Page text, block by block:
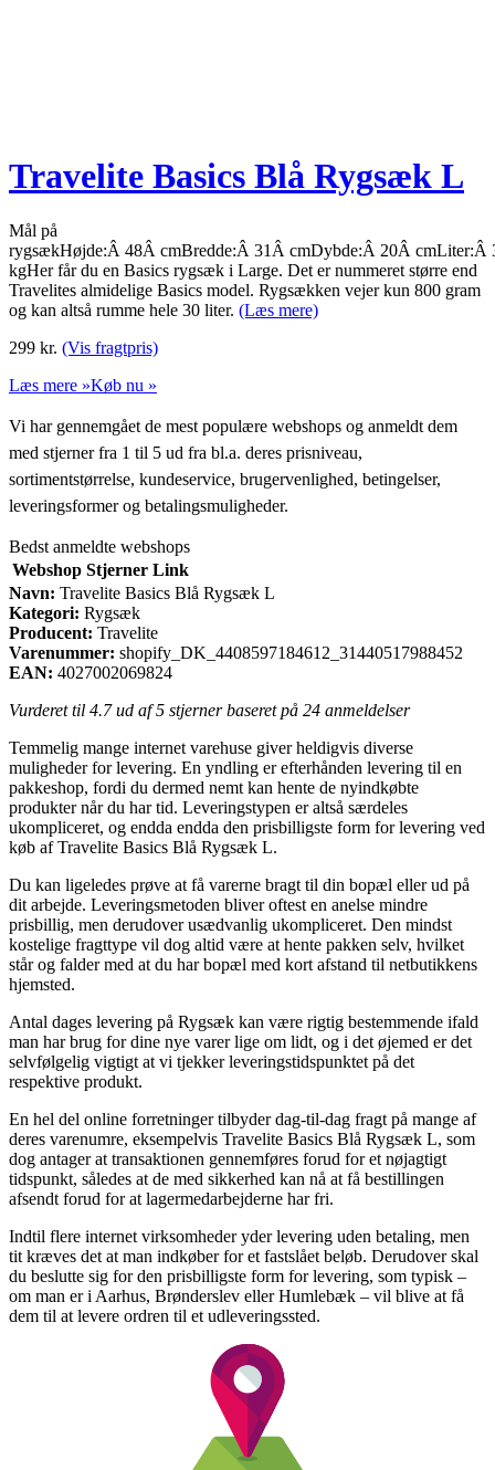
Travelite Basics Blå Rygsæk L
Mål på
rygsækHøjde:Â 48Â cmBredde:Â 31Â cmDybde:Â 20Â
kgHer får du en Basics rygsæk i Large. Det er nummeret større end
Travelites almidelige Basics model. Rygsækken vejer kun 800 gram
og kan altså rumme hele 30 liter. (Læs mere)
299 kr. (Vis fragtpris)
Læs mere »Køb nu »
Vi har gennemgået de mest populære webshops og anmeldt dem
med stjerner fra 1 til 5 ud fra bl.a. deres prisniveau,
sortimentstørrelse, kundeservice, brugervenlighed, betingelser,
leveringsformer og betalingsmuligheder.
Bedst anmeldte webshops
Webshop Stjerner Link
Navn: Travelite Basics Blå Rygsæk L
Kategori: Rygsæk
Producent: Travelite
Varenummer: shopify_DK_4408597184612_31440517988452
EAN: 4027002069824
Vurderet til 4.7ud af 5 stjerner baseret på 24 anmeldelser
Temmelig mange internet varehuse giver heldigvis diverse
muligheder for levering. En yndling er efterhånden levering til en
pakkeshop, fordi du dermed nemt kan hente de nyindkøbte
produkter når du har tid. Leveringstypen er altså særdeles
ukompliceret, og endda endda den prisbilligste form for levering ved
køb af Travelite Basics Blå Rygsæk L.
Du kan ligeledes prøve at få varerne bragt til din bopæl eller ud på
dit arbejde. Leveringsmetoden bliver oftest en anelse mindre
prisbillig, men derudover usædvanlig ukompliceret. Den mindst
kostelige fragttype vil dog altid være at hente pakken selv, hvilket
står og falder med at du har bopæl med kort afstand til netbutikkens
hjemsted.
Antal dages levering på Rygsæk kan være rigtig bestemmende ifald
man har brug for dine nye varer lige om lidt, og i det øjemed er det
selvfølgelig vigtigt at vi tjekker leveringstidspunktet på det
respektive produkt.
En hel del online forretninger tilbyder dag-til-dag fragt på mange af
deres varenumre, eksempelvis Travelite Basics Blå Rygsæk L, som
dog antager at transaktionen gennemføres forud for et nøjagtigt
tidspunkt, således at de med sikkerhed kan nå at få bestillingen
afsendt forud for at lagermedarbejderne har fri.
Indtil flere internet virksomheder yder levering uden betaling, men
tit kræves det at man indkøber for et fastslået beløb. Derudover skal
du beslutte sig for den prisbilligste form for levering, som typisk –
om man er i Aarhus, Brønderslev eller Humlebæk – vil blive at få
dem til at levere ordren til et udleveringssted.